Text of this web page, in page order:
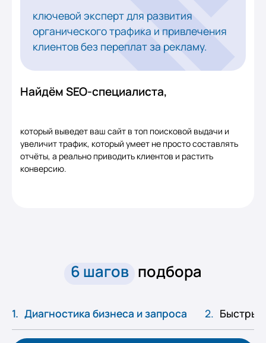
ключевой эксперт для развития
органического трафика и привлечения
клиентов без переплат за рекламу.
Найдём SEO-специалиста,
который выведет ваш сайт в топ поисковой выдачи и
увеличит трафик, который умеет не просто составлять
отчёты, а реально приводить клиентов и растить
конверсию.
6 шагов подбора
Диагностика бизнеса и запроса Быстрый